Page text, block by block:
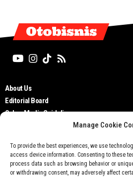
Manage Cookie
To provide the best experiences, we use
access device information. Consenting to these
process data such as browsing behavior or
or withdrawing consent, may adversely affect
Otobisnis
About Us
Editorial Board
Cyber Media Guidelines
Privacy Policy
Contact Us